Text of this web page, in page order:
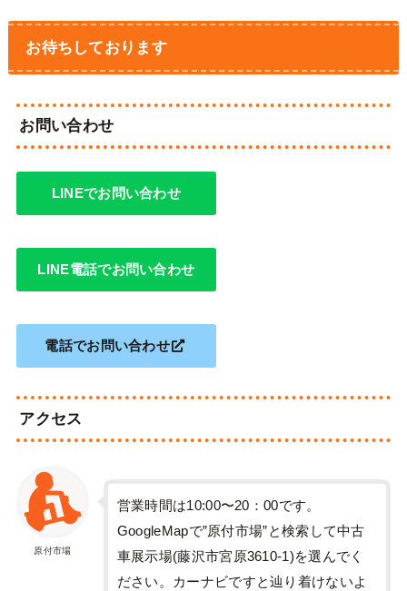
お待ちしております
お問い合わせ
LINEでお問い合わせ
LINE電話でお問い合わせ
電話でお問い合わせ
アクセス
原付市場
営業時間は10:00〜20：00です。
GoogleMapで”原付市場”と検索して中古
車展示場(藤沢市宮原3610-1)を選んでく
ださい。カーナビですと辿り着けないよ